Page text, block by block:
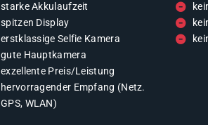
starke Akkulaufzeit
spitzen Display
erstklassige Selfie Kamera
gute Hauptkamera
exzellente Preis/Leistung
hervorragender Empfang (Netz.
GPS, WLAN)